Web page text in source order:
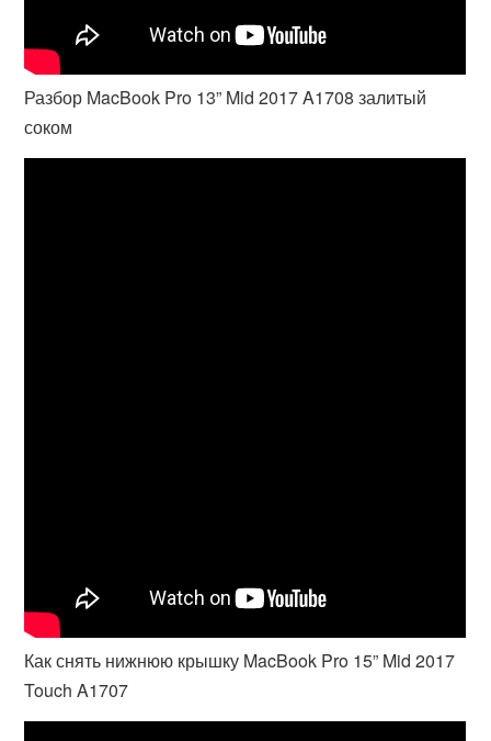
Разбор MacBook Pro 13” Mid 2017 A1708 залитый
соком
Как снять нижнюю крышку MacBook Pro 15” Mid 2017
Touch A1707